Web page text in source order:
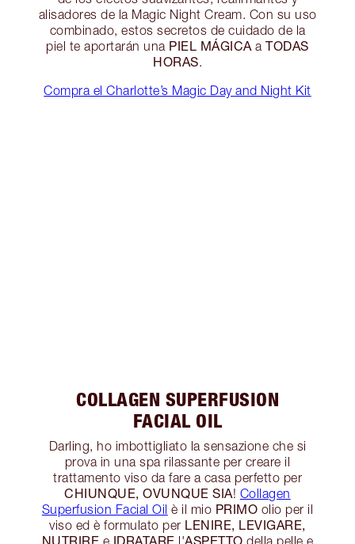
alisadores de la Magic Night Cream. Con su uso
combinado, estos secretos de cuidado de la
piel te aportarán una PIEL MÁGICA aTODAS
HORAS.
Compra el Charlotte’s Magic Day and Night Kit
COLLAGEN SUPERFUSION
FACIAL OIL
Darling, ho imbottigliato la sensazione che si
prova in una spa rilassante per creare il
trattamento viso da fare a casa perfetto per
CHIUNQUE, OVUNQUE SIA! Collagen
Superfusion Facial Oil è il mio PRIMO olio per il
viso ed è formulato per LENIRE, LEVIGARE,
NUTRIRE e IDRATARE l'ASPETTO della pelle e